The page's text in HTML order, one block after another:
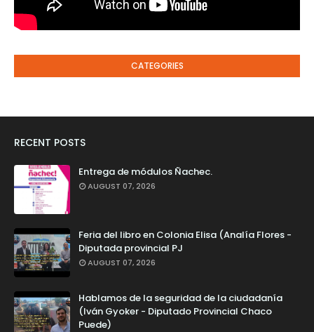
CATEGORIES
RECENT POSTS
Entrega de módulos Ñachec.
AUGUST 07, 2026
Feria del libro en Colonia Elisa (Analía Flores -
Diputada provincial PJ
AUGUST 07, 2026
Hablamos de la seguridad de la ciudadanía
(Iván Gyoker - Diputado Provincial Chaco
Puede)